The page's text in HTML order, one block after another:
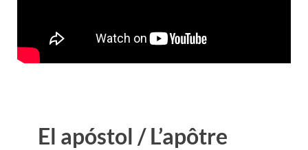
El apóstol / L’apôtre